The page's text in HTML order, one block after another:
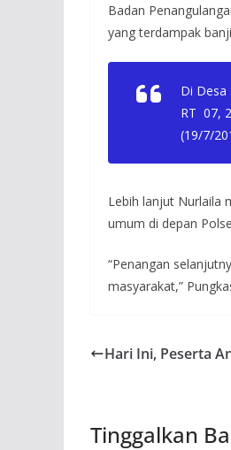
Badan
yang terdampak
Di Desa
RT 07,
(19/7/
Lebih lanjut Nurlaila
umum di depan
“Penangan
masyarakat,”
Hari Ini, Peserta
Tinggalkan